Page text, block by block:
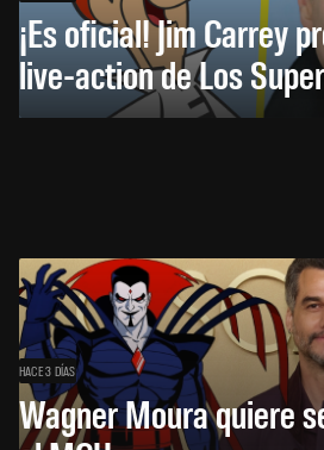
¡Es oficial! Jim Carrey
live-action de Los
HACE 3 DÍAS
Wagner Moura quiere